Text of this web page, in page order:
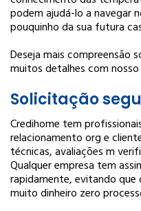
podem ajudá-lo a navegar
pouquinho da sua futura
Deseja mais compreensão
muitos detalhes com
Solicitação
Credihome tem
relacionamento org e
técnicas, avaliações m
Qualquer empresa tem
rapidamente, evitando
muito dinheiro zero